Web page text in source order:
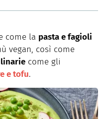
come la pasta e fagioli
vegan, così come
come gli
e tofu.